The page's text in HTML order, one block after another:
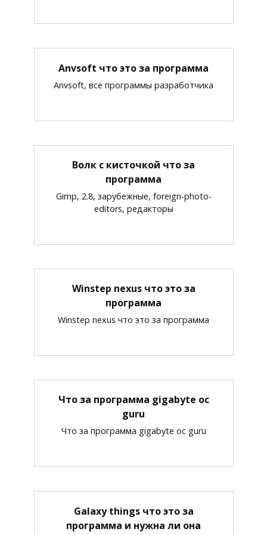
Anvsoft что это за программа
Anvsoft, все программы разработчика
Волк с кисточкой что за
программа
Gimp, 2.8, зарубежные, foreign-photo-
editors, редакторы
Winstep nexus что это за
программа
Winstep nexus что это за программа
Что за программа gigabyte oc
guru
Что за программа gigabyte oc guru
Galaxy things что это за
программа и нужна ли она